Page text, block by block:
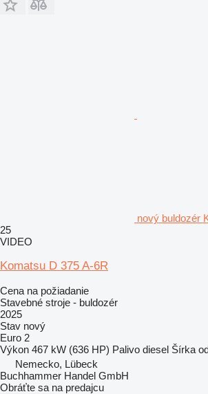
nový buldozér
25
VIDEO
Komatsu D 375 A-6R
Cena na požiadanie
Stavebné stroje - buldozér
2025
Stav nový
Euro 2
Výkon 467 kW (636 HP) Palivo diesel Šírka
Nemecko, Lübeck
Buchhammer Handel GmbH
Obráťte sa na predajcu